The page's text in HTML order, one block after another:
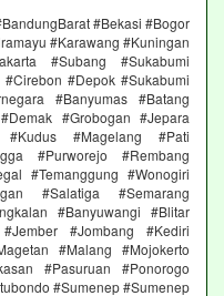
#Bekasi #Bogor
#Karawang #Kuningan
#Subang #Sukabumi
#Depok #Sukabumi
#Banyumas #Batang
#Grobogan #Jepara
#Kudus #Magelang #Pati
#Purworejo #Rembang
#Temanggung #Wonogiri
#Salatiga #Semarang
#Banyuwangi #Blitar
#Jombang #Kediri
#Malang #Mojokerto
#Pasuruan #Ponorogo
#Sumenep #Sumenep